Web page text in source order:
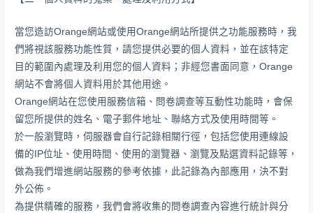
當您造訪Orange網站或使用Orange網站所提供之功能服務時，我
們將視該服務功能性質，請您提供必要的個人資料，並在該特定
目的範圍內處理及利用您的個人資料；非經您書面同意，Orange
網站不會將個人資料用於其他用途。
Orange網站在您使用服務信箱、問卷調查等互動性功能時，會保
留您所提供的姓名、電子郵件地址、聯絡方式及使用時間等。
於一般瀏覽時，伺服器會自行記錄相關行徑，包括您使用連線設
備的IP位址、使用時間、使用的瀏覽器、瀏覽及點選資料記錄等，
做為我們增進網站服務的參考依據，此記錄為內部應用，決不對
外公佈。
為提供精確的服務，我們會將收集的問卷調查內容進行統計與分